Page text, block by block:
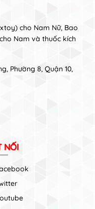
cho Nam Nữ, Bao
Nam và thuốc kích
Phường 8, Quận 10,
NỐI